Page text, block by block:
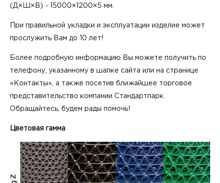
(Д×Ш×В) - 15000×1200×5 мм.
При правильной укладки и эксплуатации изделие может
прослужить Вам до 10 лет!
Более подробную информацию Вы можете получить по
телефону, указанному в шапке сайта или на странице
«Контакты», а также посетив ближайшее торговое
представительство компании Стандартпарк.
Обращайтесь, будем рады помочь!
Цветовая гамма